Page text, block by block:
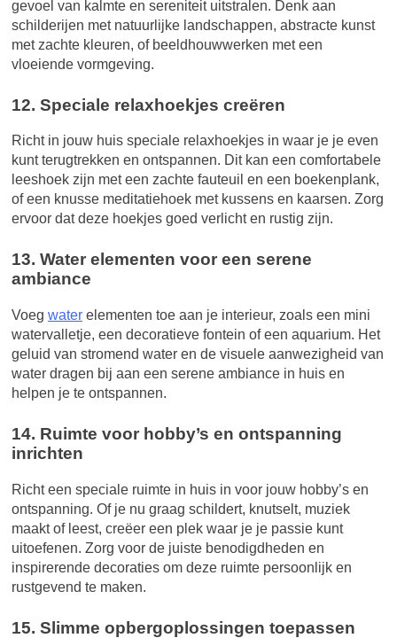
gevoel van kalmte en sereniteit uitstralen. Denk aan
schilderijen met natuurlijke landschappen, abstracte kunst
met zachte kleuren, of beeldhouwwerken met een
vloeiende vormgeving.
12. Speciale relaxhoekjes creëren
Richt in jouw huis speciale relaxhoekjes in waar je je even
kunt terugtrekken en ontspannen. Dit kan een comfortabele
leeshoek zijn met een zachte fauteuil en een boekenplank,
of een knusse meditatiehoek met kussens en kaarsen. Zorg
ervoor dat deze hoekjes goed verlicht en rustig zijn.
13. Water elementen voor een serene
ambiance
Voeg water elementen toe aan je interieur, zoals een mini
watervalletje, een decoratieve fontein of een aquarium. Het
geluid van stromend water en de visuele aanwezigheid van
water dragen bij aan een serene ambiance in huis en
helpen je te ontspannen.
14. Ruimte voor hobby’s en ontspanning
inrichten
Richt een speciale ruimte in huis in voor jouw hobby’s en
ontspanning. Of je nu graag schildert, knutselt, muziek
maakt of leest, creëer een plek waar je je passie kunt
uitoefenen. Zorg voor de juiste benodigdheden en
inspirerende decoraties om deze ruimte persoonlijk en
rustgevend te maken.
15. Slimme opbergoplossingen toepassen